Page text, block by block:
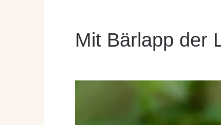
Mit Bärlapp der